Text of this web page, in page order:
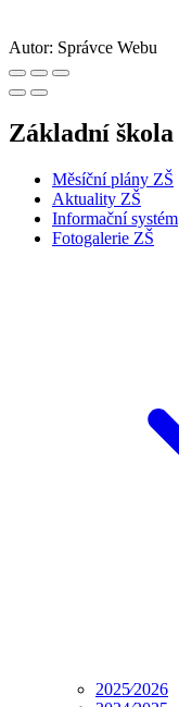
Autor: Správce Webu
Základní škola
Měsíční plány ZŠ
Aktuality ZŠ
Informační systém
Fotogalerie ZŠ
2025⁄2026